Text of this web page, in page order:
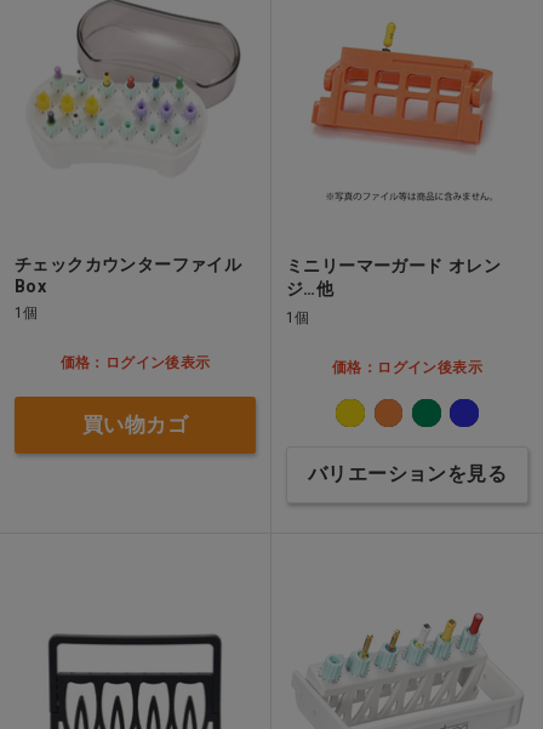
チェックカウンターファイル
Box
1個
価格：ログイン後表示
買い物カゴ
ミニリーマーガード オレン
ジ…他
1個
価格：ログイン後表示
バリエーションを見る